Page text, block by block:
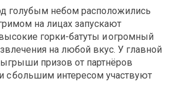
голубым небом расположились
на лицах запускают
горки-батуты и огромный
на любой вкус. У главной
призов от партнёров
с большим интересом участвуют